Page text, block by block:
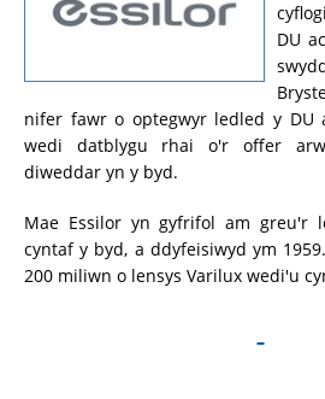
DU
nifer fawr o optegwyr ledled y DU
wedi datblygu rhai o'r offer
diweddar yn y byd.
Mae Essilor yn gyfrifol am greu'r
cyntaf y byd, a ddyfeisiwyd ym
200 miliwn o lensys Varilux wedi'u